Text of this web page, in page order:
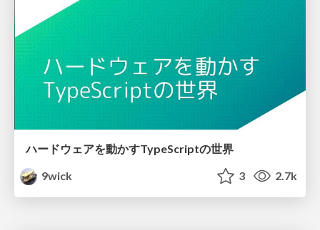
ハードウェアを動かすTypeScriptの世界
9wick
3 2.7k